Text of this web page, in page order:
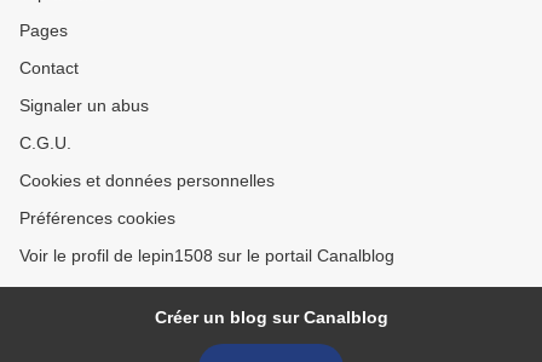
Pages
Contact
Signaler un abus
C.G.U.
Cookies et données personnelles
Préférences cookies
Voir le profil de lepin1508 sur le portail Canalblog
Créer un blog sur Canalblog